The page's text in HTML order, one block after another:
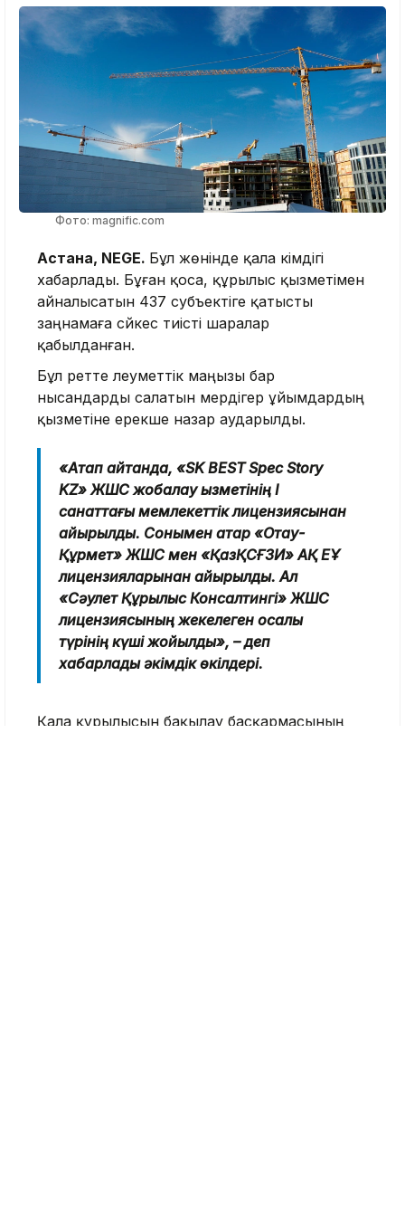
Фото: magnific.com
Астана, NEGE. Бұл жөнінде қала әкімдігі
хабарлады. Бұған қоса, құрылыс қызметімен
айналысатын 437 субъектіге қатысты
заңнамаға сәйкес тиісті шаралар
қабылданған.
Бұл ретте әлеуметтік маңызы бар
нысандарды салатын мердігер ұйымдардың
қызметіне ерекше назар аударылды.
«Атап айтқанда, «SK BEST Spec Story
KZ» ЖШС жобалау қызметінің І
санаттағы мемлекеттік лицензиясынан
айырылды. Сонымен қатар «Отау-
Құрмет» ЖШС мен «ҚазҚСҒЗИ» АҚ ЕҰ
лицензияларынан айырылды. Ал
«Сәулет Құрылыс Консалтингі» ЖШС
лицензиясының жекелеген қосалқы
түрінің күші жойылды», – деп
хабарлады әкімдік өкілдері.
Қала құрылысын бақылау басқармасының